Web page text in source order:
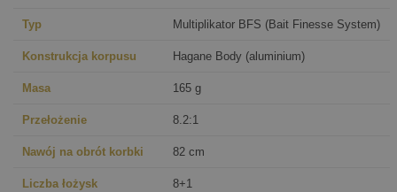
Typ Multiplikator BFS (Bait Finesse System)
Konstrukcja korpusu Hagane Body (aluminium)
Masa 165 g
Przełożenie 8.2:1
Nawój na obrót korbki 82 cm
Liczba łożysk 8+1